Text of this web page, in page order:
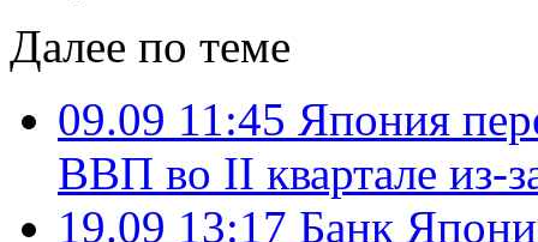
Далее по теме
09.09 11:45 Япония
ВВП во II квартале из-
19.09 13:17 Банк